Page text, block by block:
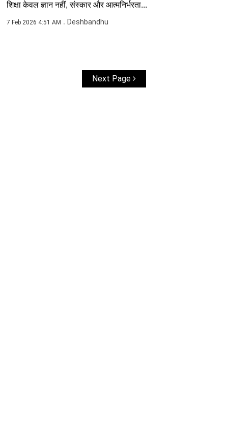
शिक्षा केवल ज्ञान नहीं, संस्कार और आत्मनिर्भरता...
7 Feb 2026 4:51 AM Deshbandhu
Next Page